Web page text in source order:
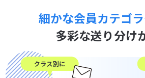
細かな会員カテゴ
多彩な送り分け